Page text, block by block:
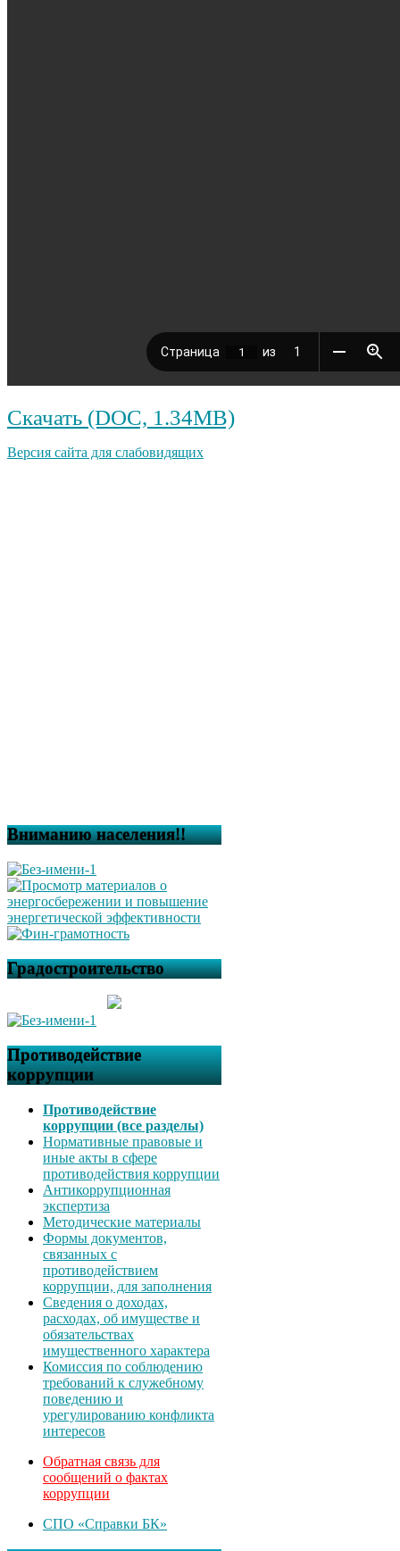
Скачать (DOC, 1.34MB)
Версия сайта для слабовидящих
Вниманию населения!!
Градостроительство
Противодействие
коррупции
Противодействие
коррупции (все разделы)
Нормативные правовые и
иные акты в сфере
противодействия коррупции
Антикоррупционная
экспертиза
Методические материалы
Формы документов,
связанных с
противодействием
коррупции, для заполнения
Сведения о доходах,
расходах, об имуществе и
обязательствах
имущественного характера
Комиссия по соблюдению
требований к служебному
поведению и
урегулированию конфликта
интересов
Обратная связь для
сообщений о фактах
коррупции
СПО «Справки БК»